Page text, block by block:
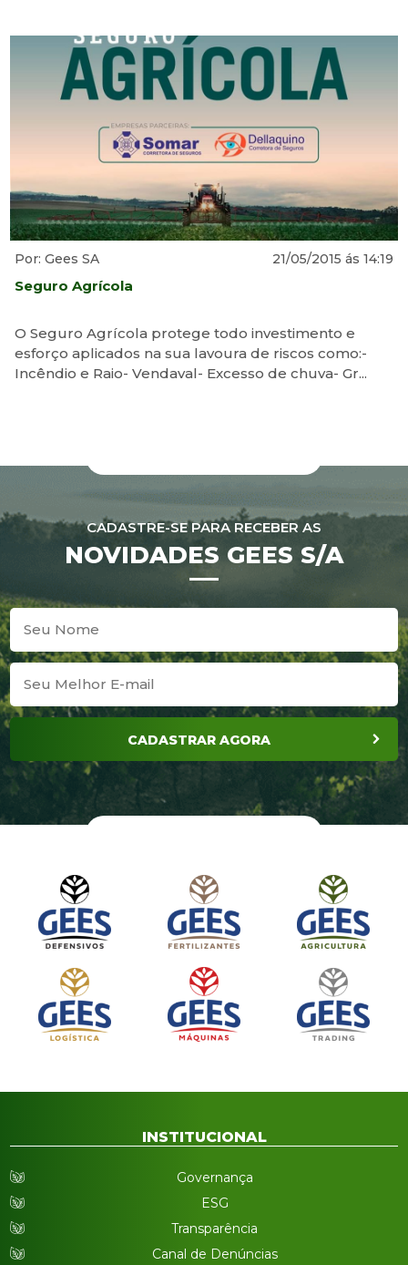
Por: Gees SA 21/05/2015 ás 14:19
Seguro Agrícola
O Seguro Agrícola protege todo investimento e
esforço aplicados na sua lavoura de riscos como:-
Incêndio e Raio- Vendaval- Excesso de chuva- Gr...
CADASTRE-SE PARA RECEBER AS
NOVIDADES GEES S/A
CADASTRAR AGORA
INSTITUCIONAL
Governança
ESG
Transparência
Canal de Denúncias